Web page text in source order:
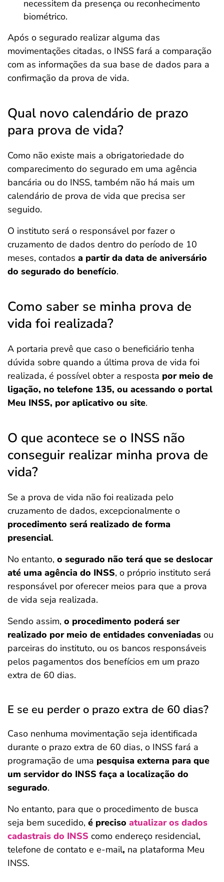
necessitem da presença ou reconhecimento
biométrico.
Após o segurado realizar alguma das
movimentações citadas, o INSS fará a comparação
com as informações da sua base de dados para a
confirmação da prova de vida.
Qual novo calendário de prazo
para prova de vida?
Como não existe mais a obrigatoriedade do
comparecimento do segurado em uma agência
bancária ou do INSS, também não há mais um
calendário de prova de vida que precisa ser
seguido.
O instituto será o responsável por fazer o
cruzamento de dados dentro do período de 10
meses, contados a partir da data de aniversário
do segurado do benefício.
Como saber se minha prova de
vida foi realizada?
A portaria prevê que caso o beneficiário tenha
dúvida sobre quando a última prova de vida foi
realizada, é possível obter a resposta por meio de
ligação, no telefone 135, ou acessando o portal
Meu INSS, por aplicativo ou site.
O que acontece se o INSS não
conseguir realizar minha prova de
vida?
Se a prova de vida não foi realizada pelo
cruzamento de dados, excepcionalmente o
procedimento será realizado de forma
presencial.
No entanto, o segurado não terá que se deslocar
até uma agência do INSS, o próprio instituto será
responsável por oferecer meios para que a prova
de vida seja realizada.
Sendo assim, o procedimento poderá ser
realizado por meio de entidades conveniadas ou
parceiras do instituto, ou os bancos responsáveis
pelos pagamentos dos benefícios em um prazo
extra de 60 dias.
E se eu perder o prazo extra de 60 dias?
Caso nenhuma movimentação seja identificada
durante o prazo extra de 60 dias, o INSS fará a
programação de uma pesquisa externa para que
um servidor do INSS faça a localização do
segurado.
No entanto, para que o procedimento de busca
seja bem sucedido, é preciso atualizar os dados
cadastrais do INSS como endereço residencial,
telefone de contato e e-mail, na plataforma Meu
INSS.